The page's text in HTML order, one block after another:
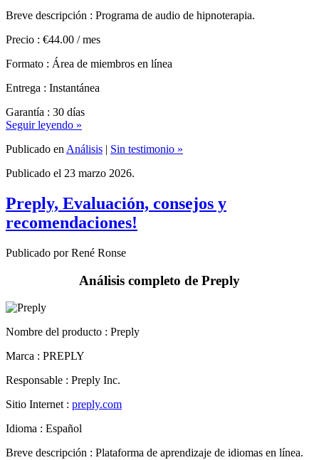
Precio : €44.00 / mes
Formato : Área de miembros en línea
Entrega : Instantánea
Garantía : 30 días
Publicado enAnálisis
Publicado el 23 marzo 2026.
Preply, Evaluación, consejos y
recomendaciones!
Publicado por René Ronse
Análisis completo de Preply
Nombre del producto :
Marca : PREPLY
Responsable : Preply Inc.
Sitio Internet :preply.com
Idioma : Español
Breve descripción : Plataforma de aprendizaje de idiomas en línea.
Precio : /